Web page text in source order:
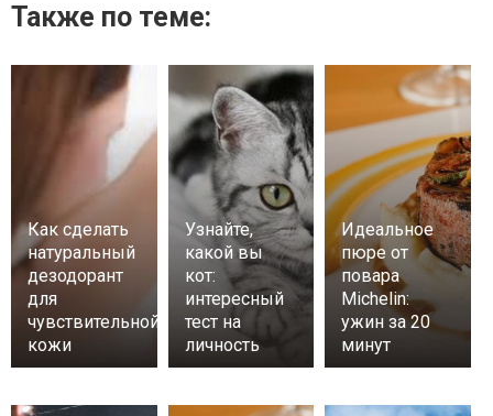
Также по теме:
Как сделать
натуральный
дезодорант
для
чувствительной
кожи
Узнайте,
какой вы
кот:
интересный
тест на
личность
Идеальное
пюре от
повара
Michelin:
ужин за 20
минут